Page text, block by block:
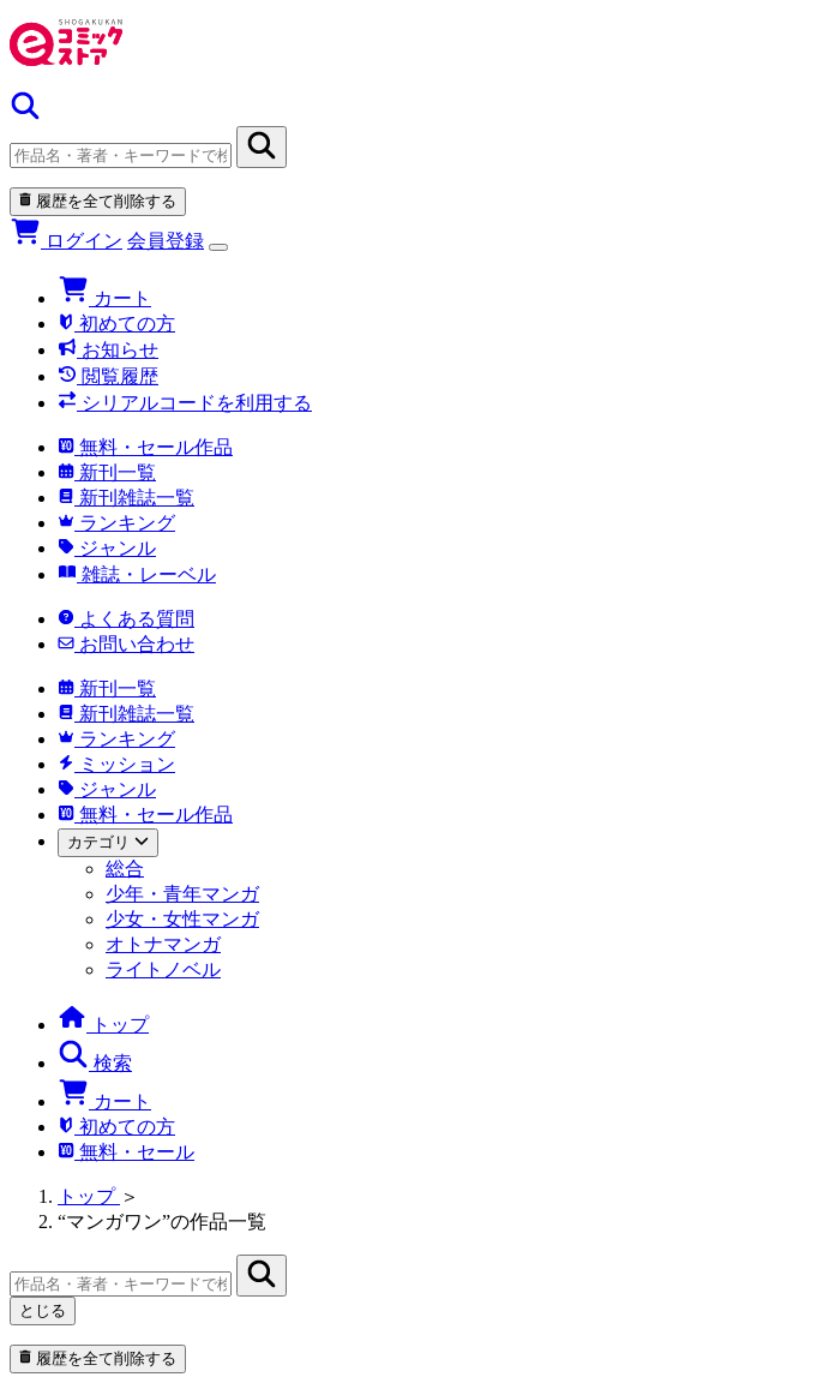
履歴を全て削除する
ログイン 会員登録
カート
初めての方
お知らせ
閲覧履歴
シリアルコードを利用する
無料・セール作品
新刊一覧
新刊雑誌一覧
ランキング
ジャンル
雑誌・レーベル
よくある質問
お問い合わせ
新刊一覧
新刊雑誌一覧
ランキング
ミッション
ジャンル
無料・セール作品
カテゴリ
総合
少年・青年マンガ
少女・女性マンガ
オトナマンガ
ライトノベル
トップ
検索
カート
初めての方
無料・セール
トップ ＞
“マンガワン”の作品一覧
とじる
履歴を全て削除する